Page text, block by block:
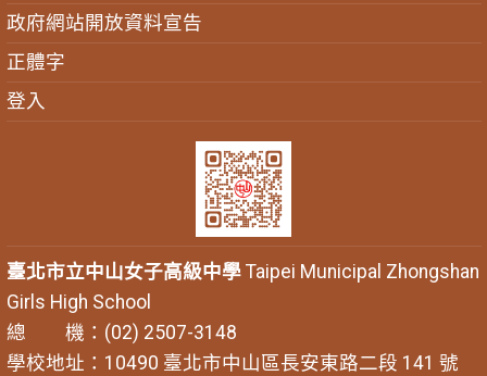
政府網站開放資料宣告
正體字
登入
臺北市立中山女子高級中學Taipei Municipal Zhongshan
Girls High School
總 機：(02) 2507-3148
學校地址：10490 臺北市中山區長安東路二段 141 號